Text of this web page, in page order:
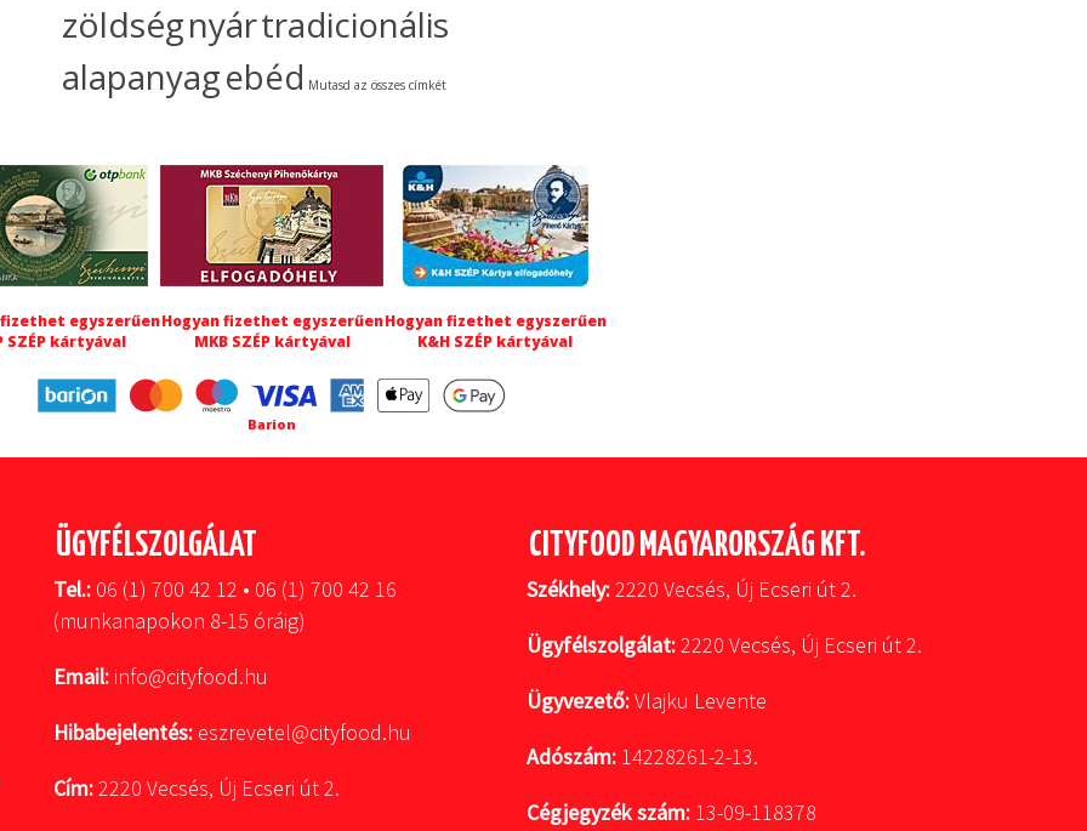
zöldségnyártradicionális
alapanyagebéd Mutasd az összes címkét
fizethet egyszerűen
SZÉP kártyával
Hogyan fizethet egyszerűen
MKB SZÉP kártyával
Hogyan fizethet egyszerűen
K&H SZÉP kártyával
Barion
ÜGYFÉLSZOLGÁLAT
Tel.: 06 (1) 700 42 12 • 06 (1) 700 42 16
(munkanapokon 8-15 óráig)
Email: info@cityfood.hu
Hibabejelentés: eszrevetel@cityfood.hu
Cím:2220 Vecsés, Új Ecseri út 2.
CITYFOOD MAGYARORSZÁG KFT.
Székhely:2220 Vecsés, Új Ecseri út 2.
Ügyfélszolgálat:2220 Vecsés, Új Ecseri út 2.
Ügyvezető:Vlajku Levente
Adószám: 14228261-2-13.
Cégjegyzék szám: 13-09-118378